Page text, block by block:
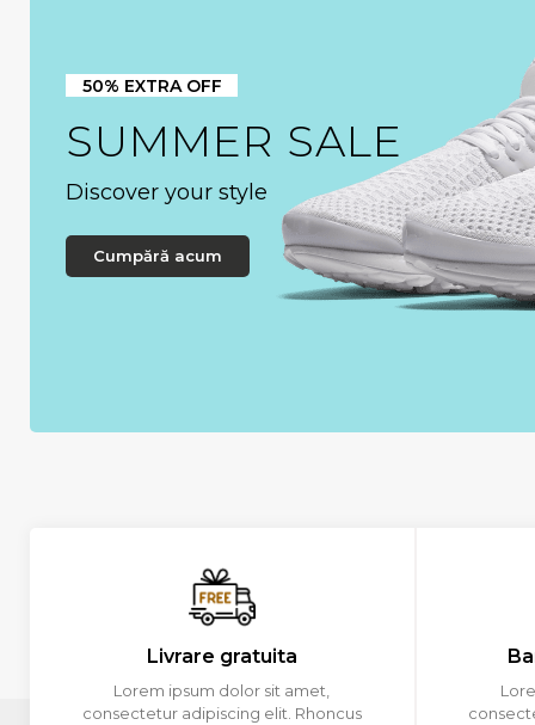
50% EXTRA OFF
SUMMER SALE
Discover your style
Cumpără acum
Livrare gratuita
Lorem ipsum dolor sit amet,
consectetur adipiscing elit. Rhoncus